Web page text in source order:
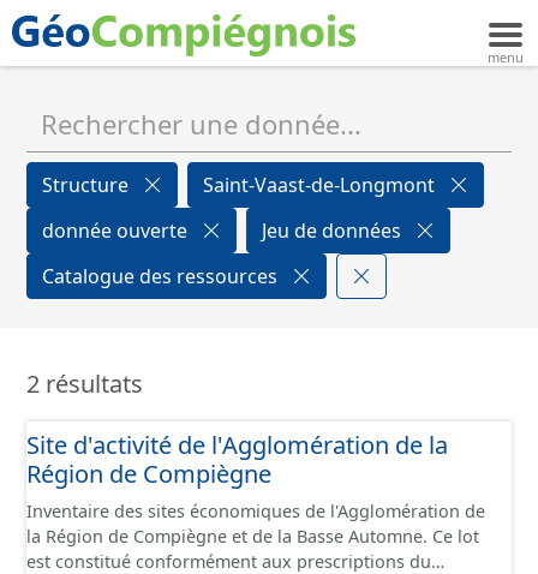
Structure
Saint-Vaast-de-Longmont
donnée ouverte
Jeu de données
Catalogue des ressources
2 résultats
Site d'activité de l'Agglomération de la
Région de Compiègne
Inventaire des sites économiques de l'Agglomération de
la Région de Compiègne et de la Basse Automne. Ce lot
est constitué conformément aux prescriptions du